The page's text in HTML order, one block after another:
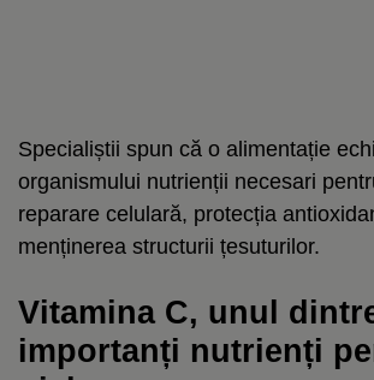
Specialiștii spun că o alimentație
organismului nutrienții necesari
reparare celulară, protecția
menținerea structurii țesuturilor.
Vitamina C, unul
importanți nutrienți